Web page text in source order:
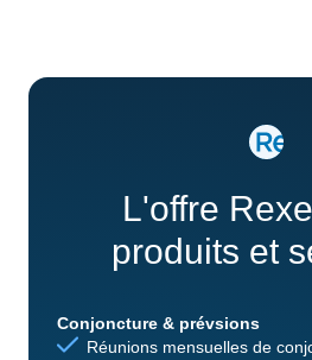
L'offre
produits et
Conjoncture & prévsions
Réunions mensuelles de